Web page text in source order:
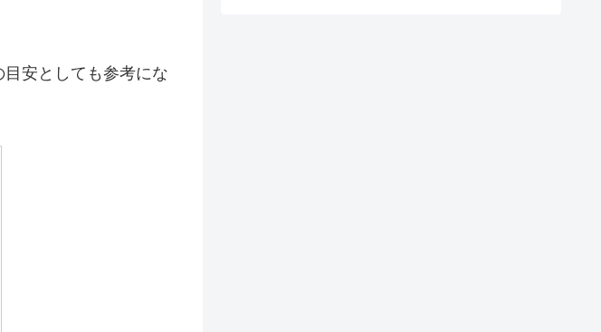
安としても参考にな